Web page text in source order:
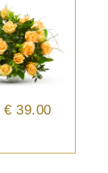
€ 39.00